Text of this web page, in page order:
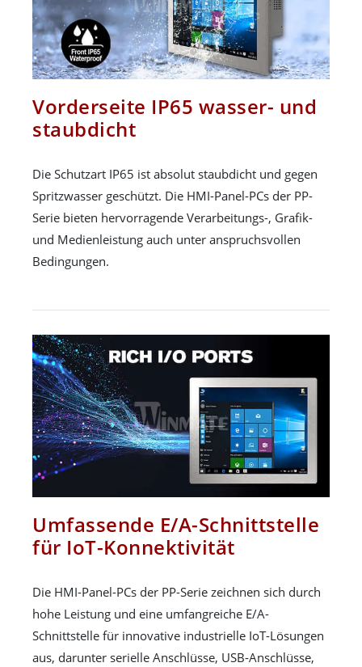
Vorderseite IP65 wasser- und
staubdicht
Die Schutzart IP65 ist absolut staubdicht und gegen
Spritzwasser geschützt. Die HMI-Panel-PCs der PP-
Serie bieten hervorragende Verarbeitungs-, Grafik-
und Medienleistung auch unter anspruchsvollen
Bedingungen.
Umfassende E/A-Schnittstelle
für IoT-Konnektivität
Die HMI-Panel-PCs der PP-Serie zeichnen sich durch
hohe Leistung und eine umfangreiche E/A-
Schnittstelle für innovative industrielle IoT-Lösungen
aus, darunter serielle Anschlüsse, USB-Anschlüsse,